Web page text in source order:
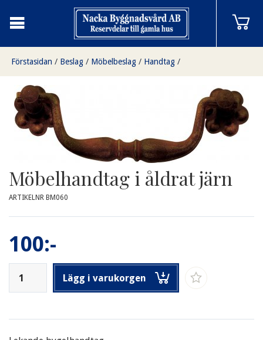
Förstasidan / Beslag / Möbelbeslag / Handtag /
Möbelhandtag i åldrat järn
Möbelhandtag i åldrat järn
ARTIKELNR BM060
100:-
Lägg i varukorgen